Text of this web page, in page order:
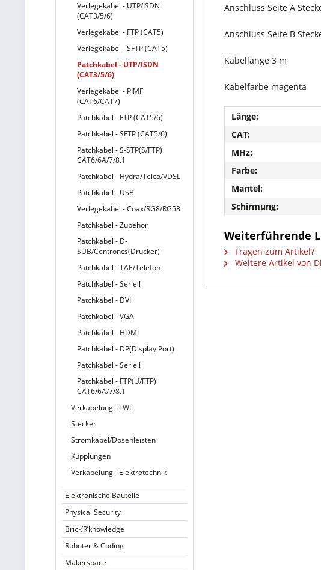
Verlegekabel - UTP/ISDN
(CAT3/5/6)
Verlegekabel - FTP (CAT5)
Verlegekabel - SFTP (CAT5)
Patchkabel - UTP/ISDN
(CAT3/5/6)
Verlegekabel - PIMF
(CAT6/CAT7)
Patchkabel - FTP (CAT5/6)
Patchkabel - SFTP (CAT5/6)
Patchkabel - S-STP(S/FTP)
CAT6/6A/7/8.1
Patchkabel - Hydra/Telco/VDSL
Patchkabel - USB
Verlegekabel - Coax/RG8/RG58
Patchkabel - Zubehör
Patchkabel - D-
SUB/Centroncs(Drucker)
Patchkabel - TAE/Telefon
Patchkabel - Seriell
Patchkabel - DVI
Patchkabel - VGA
Patchkabel - HDMI
Patchkabel - DP(Display Port)
Patchkabel - Seriell
Patchkabel - FTP(U/FTP)
CAT6/6A/7/8.1
Verkabelung - LWL
Stecker
Stromkabel/Dosenleisten
Kupplungen
Verkabelung - Elektrotechnik
Elektronische Bauteile
Physical Security
Brick’R’knowledge
Roboter & Coding
Makerspace
Anschluss Seite A
Anschluss Seite B
Kabellänge 3 m
Kabelfarbe magenta
Länge:
CAT:
MHz:
Farbe:
Mantel:
Schirmung:
Weiterführende
Fragen zum Artikel?
Weitere Artikel von